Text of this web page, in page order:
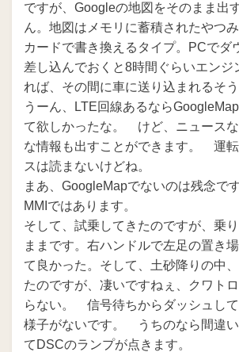
ですが、Googleの地図をそのまま出
ん。地図はメモリに蓄積されたやつ
カードで書き換えるタイプ。PCでダ
差し込んでおくと8時間ぐらいエンジ
れば、その間に車に送り込まれるそう
うーん、LTE回線あるなら
て欲しかったな。 けど、ニュース
な情報も出すことができます。 運
スは読まないけどね。
まあ、GoogleMapでないのは残念で
MMIではあります。
そして、試乗してきたのですが、乗
ままです。右ハンドルで左足の置き
て良かった。そして、土砂降りの中
たのですが、凄いですねぇ、クワト
らない。 信号待ちからダッシュし
様子がないです。 うちのなら間違
てDSCのランプが点きます。